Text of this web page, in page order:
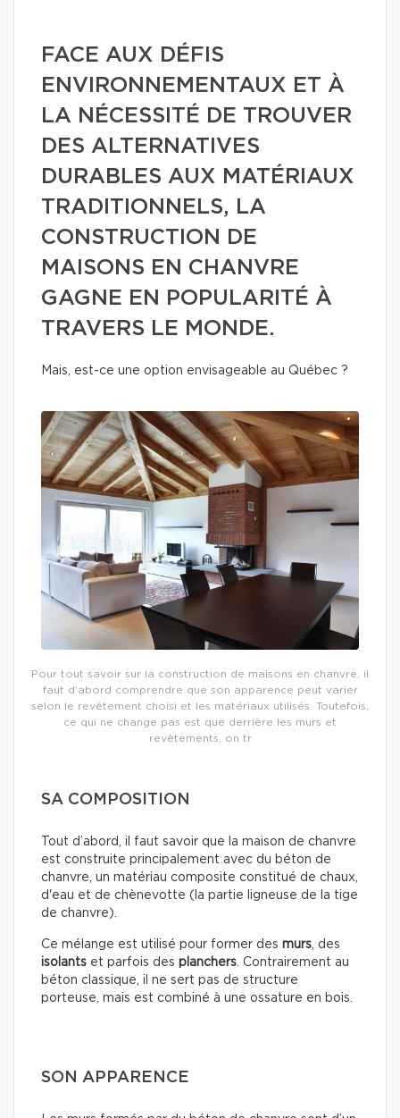
FACE AUX DÉFIS
ENVIRONNEMENTAUX ET À
LA NÉCESSITÉ DE TROUVER
DES ALTERNATIVES
DURABLES AUX MATÉRIAUX
TRADITIONNELS, LA
CONSTRUCTION DE
MAISONS EN CHANVRE
GAGNE EN POPULARITÉ À
TRAVERS LE MONDE.
Mais, est-ce une option envisageable au Québec ?
Pour tout savoir sur la construction de maisons en chanvre, il
faut d’abord comprendre que son apparence peut varier
selon le revêtement choisi et les matériaux utilisés. Toutefois,
ce qui ne change pas est que derrière les murs et
revêtements, on tr
SA COMPOSITION
Tout d’abord, il faut savoir que la maison de chanvre
est construite principalement avec du béton de
chanvre, un matériau composite constitué de chaux,
d'eau et de chènevotte (la partie ligneuse de la tige
de chanvre).
Ce mélange est utilisé pour former des murs , des
isolants et parfois des planchers . Contrairement au
béton classique, il ne sert pas de structure
porteuse, mais est combiné à une ossature en bois.
SON APPARENCE